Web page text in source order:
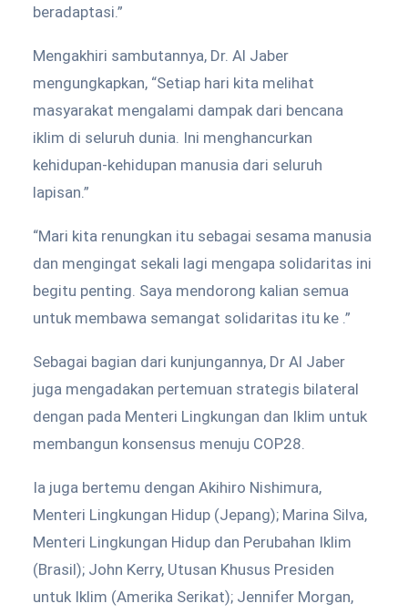
beradaptasi.”
Mengakhiri sambutannya, Dr. Al Jaber
mengungkapkan, “Setiap hari kita melihat
masyarakat mengalami dampak dari bencana
iklim di seluruh dunia. Ini menghancurkan
kehidupan-kehidupan manusia dari seluruh
lapisan.”
“Mari kita renungkan itu sebagai sesama manusia
dan mengingat sekali lagi mengapa solidaritas ini
begitu penting. Saya mendorong kalian semua
untuk membawa semangat solidaritas itu ke .”
Sebagai bagian dari kunjungannya, Dr Al Jaber
juga mengadakan pertemuan strategis bilateral
dengan pada Menteri Lingkungan dan Iklim untuk
membangun konsensus menuju COP28.
Ia juga bertemu dengan Akihiro Nishimura,
Menteri Lingkungan Hidup (Jepang); Marina Silva,
Menteri Lingkungan Hidup dan Perubahan Iklim
(Brasil); John Kerry, Utusan Khusus Presiden
untuk Iklim (Amerika Serikat); Jennifer Morgan,